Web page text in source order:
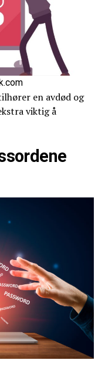
en avdød og
viktig å